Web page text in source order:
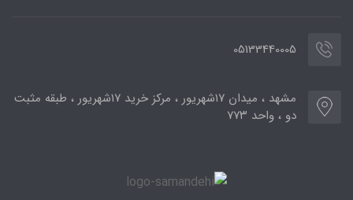
05133440005
مشهد ، میدان ۱۷شهریور ، مرکز خرید ۱۷شهریور ، طبقه مثبت
دو ، واحد ۷۷۳